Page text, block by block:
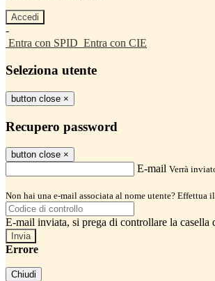
-
Entra con SPID Entra con CIE
Seleziona utente
button close ×
Recupero password
button close ×
E-mail Verrà
Non hai una e-mail associata al nome utente? Effettua
E-mail inviata, si prega di controllare la casella
Errore
Chiudi